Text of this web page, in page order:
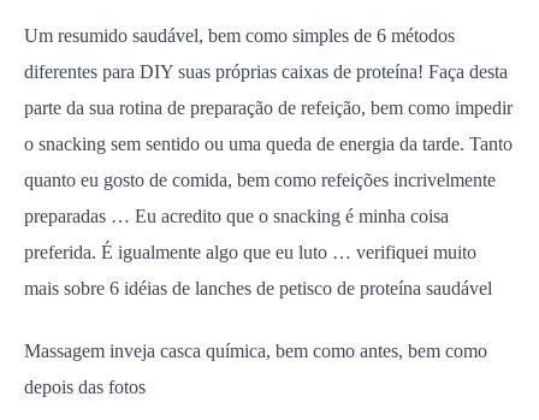
Um resumido saudável, bem como simples de 6 métodos
diferentes para DIY suas próprias caixas de proteína! Faça desta
parte da sua rotina de preparação de refeição, bem como impedir
o snacking sem sentido ou uma queda de energia da tarde. Tanto
quanto eu gosto de comida, bem como refeições incrivelmente
preparadas … Eu acredito que o snacking é minha coisa
preferida. É igualmente algo que eu luto … verifiquei muito
mais sobre 6 idéias de lanches de petisco de proteína saudável
Massagem inveja casca química, bem como antes, bem como
depois das fotos